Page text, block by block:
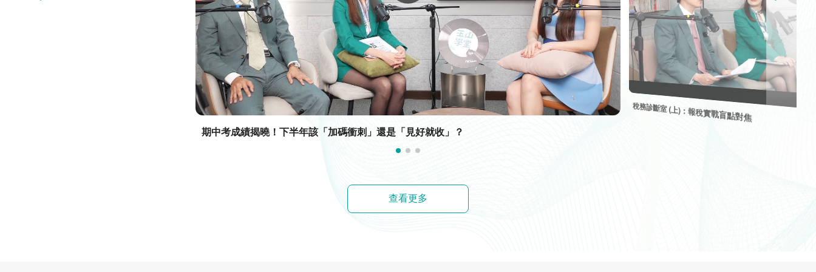
期中考成績揭曉！下半年該「加碼衝刺」還是「見好就收」？
稅務診斷室 (上)：報稅實戰盲點對焦
查看更多